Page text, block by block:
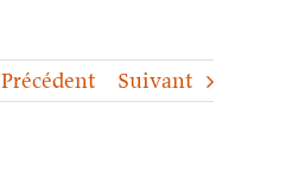
Précédent Suivant